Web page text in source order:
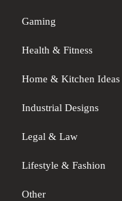
Gaming
Health & Fitness
Home & Kitchen Ideas
Industrial Designs
Legal & Law
Lifestyle & Fashion
Other